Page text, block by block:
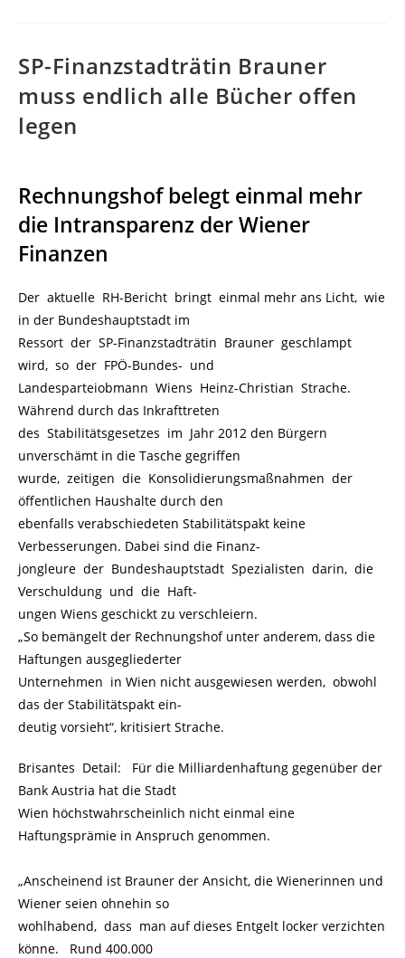
SP-Finanzstadträtin Brauner
muss endlich alle Bücher offen
legen
Rechnungshof belegt einmal mehr
die Intransparenz der Wiener
Finanzen
Der aktuelle RH-Bericht bringt einmal mehr ans Licht, wie
in der Bundeshauptstadt im
Ressort der SP-Finanzstadträtin Brauner geschlampt
wird, so der FPÖ-Bundes- und
Landesparteiobmann Wiens Heinz-Christian Strache.
Während durch das Inkrafttreten
des Stabilitätsgesetzes im Jahr 2012 den Bürgern
unverschämt in die Tasche gegriffen
wurde, zeitigen die Konsolidierungsmaßnahmen der
öffentlichen Haushalte durch den
ebenfalls verabschiedeten Stabilitätspakt keine
Verbesserungen. Dabei sind die Finanz-
jongleure der Bundeshauptstadt Spezialisten darin, die
Verschuldung und die Haft-
ungen Wiens geschickt zu verschleiern.
„So bemängelt der Rechnungshof unter anderem, dass die
Haftungen ausgegliederter
Unternehmen in Wien nicht ausgewiesen werden, obwohl
das der Stabilitätspakt ein-
deutig vorsieht“, kritisiert Strache.
Brisantes Detail: Für die Milliardenhaftung gegenüber der
Bank Austria hat die Stadt
Wien höchstwahrscheinlich nicht einmal eine
Haftungsprämie in Anspruch genommen.
„Anscheinend ist Brauner der Ansicht, die Wienerinnen und
Wiener seien ohnehin so
wohlhabend, dass man auf dieses Entgelt locker verzichten
könne. Rund 400.000